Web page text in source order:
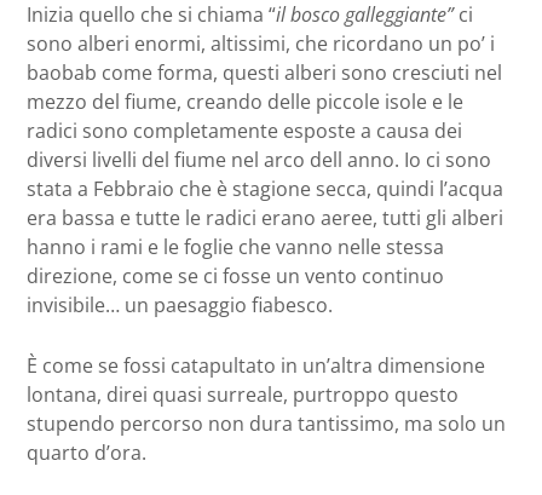
Inizia quello che si chiama “il bosco galleggiante”ci
sono alberi enormi, altissimi, che ricordano un po’ i
baobab come forma, questi alberi sono cresciuti nel
mezzo del fiume, creando delle piccole isole e le
radici sono completamente esposte a causa dei
diversi livelli del fiume nel arco dell anno. Io ci sono
stata a Febbraio che è stagione secca, quindi l’acqua
era bassa e tutte le radici erano aeree, tutti gli alberi
hanno i rami e le foglie che vanno nelle stessa
direzione, come se ci fosse un vento continuo
invisibile… un paesaggio fiabesco.
È come se fossi catapultato in un’altra dimensione
lontana, direi quasi surreale, purtroppo questo
stupendo percorso non dura tantissimo, ma solo un
quarto d’ora.